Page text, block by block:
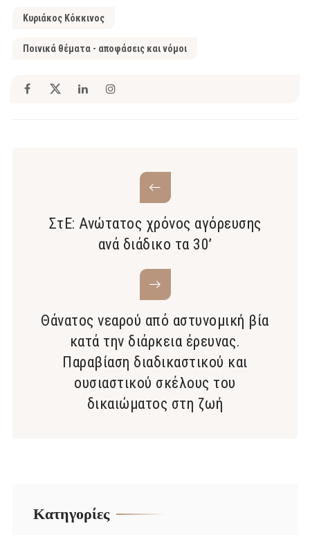
Κυριάκος Κόκκινος
Ποινικά θέματα - αποφάσεις και νόμοι
ΣτΕ: Ανώτατος χρόνος αγόρευσης
ανά διάδικο τα 30’
Θάνατος νεαρού από αστυνομική βία
κατά την διάρκεια έρευνας.
Παραβίαση διαδικαστικού και
ουσιαστικού σκέλους του
δικαιώματος στη ζωή
Kατηγορίες